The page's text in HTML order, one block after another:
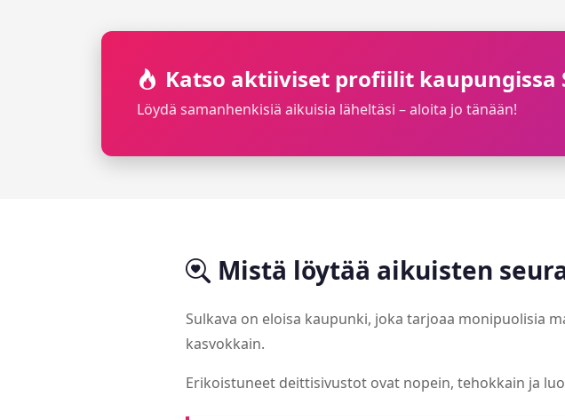
Katso aktiiviset profiilit kaupungissa
Löydä samanhenkisiä aikuisia läheltäsi – aloita jo tänään!
Mistä löytää aikuisten
Sulkava on eloisa kaupunki, joka tarjoaa monipuolisia
kasvokkain.
Erikoistuneet deittisivustot ovat nopein, tehokkain ja